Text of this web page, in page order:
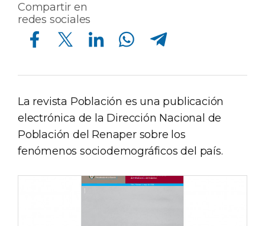
Compartir en
redes sociales
Compartir en Facebook Compartir en Twitter Compartir en Linkedin Compartir en Whatsapp Compartir en Telegram
La revista Población es una publicación
electrónica de la Dirección Nacional de
Población del Renaper sobre los
fenómenos sociodemográficos del país.